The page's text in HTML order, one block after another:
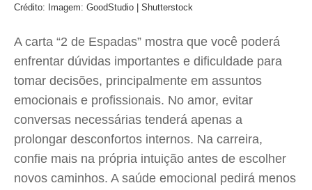
Crédito: Imagem: GoodStudio | Shutterstock
A carta “2 de Espadas” mostra que você poderá
enfrentar dúvidas importantes e dificuldade para
tomar decisões, principalmente em assuntos
emocionais e profissionais. No amor, evitar
conversas necessárias tenderá apenas a
prolongar desconfortos internos. Na carreira,
confie mais na própria intuição antes de escolher
novos caminhos. A saúde emocional pedirá menos